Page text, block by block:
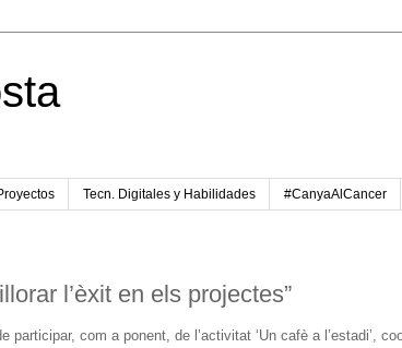
Tecn. Digitales y Habilidades #CanyaAlCancer
l’èxit en els projectes”
com a ponent, de l’activitat ‘Un cafè a l’estadi’,